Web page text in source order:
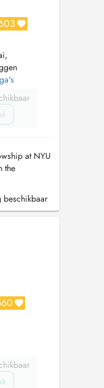
at NYU
the
with Dr
Merjai and